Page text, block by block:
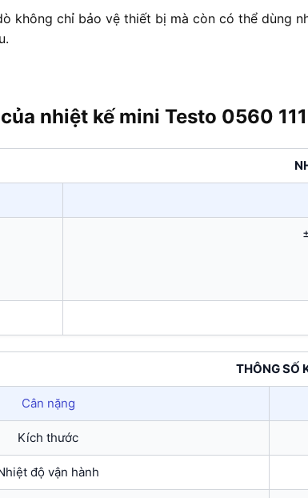
không chỉ bảo vệ thiết bị mà còn có thể dùng
nhiệt kế mini Testo 0560
THÔNG SỐ
Cân nặng
Kích thước
độ vận hành